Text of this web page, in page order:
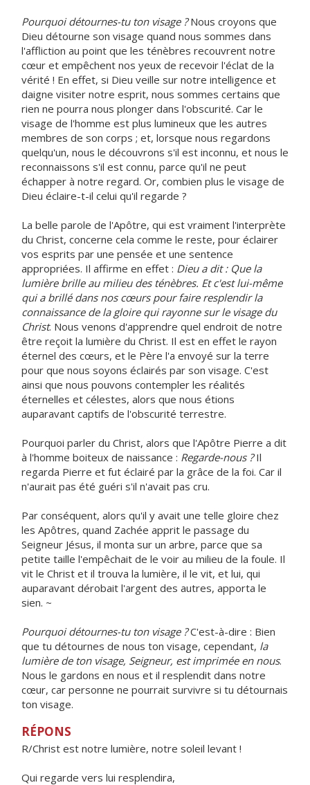
Pourquoi détournes-tu ton visage ?Nous croyons que
Dieu détourne son visage quand nous sommes dans
l'affliction au point que les ténèbres recouvrent notre
cœur et empêchent nos yeux de recevoir l'éclat de la
vérité ! En effet, si Dieu veille sur notre intelligence et
daigne visiter notre esprit, nous sommes certains que
rien ne pourra nous plonger dans l'obscurité. Car le
visage de l'homme est plus lumineux que les autres
membres de son corps ; et, lorsque nous regardons
quelqu'un, nous le découvrons s'il est inconnu, et nous le
reconnaissons s'il est connu, parce qu'il ne peut
échapper à notre regard. Or, combien plus le visage de
Dieu éclaire-t-il celui qu'il regarde ?
La belle parole de l'Apôtre, qui est vraiment l'interprète
du Christ, concerne cela comme le reste, pour éclairer
vos esprits par une pensée et une sentence
appropriées. Il affirme en effet : Dieu a dit : Que la
lumière brille au milieu des ténèbres. Et c'est lui-même
qui a brillé dans nos cœurs pour faire resplendir la
connaissance de la gloire qui rayonne sur le visage du
Christ. Nous venons d'apprendre quel endroit de notre
être reçoit la lumière du Christ. Il est en effet le rayon
éternel des cœurs, et le Père l'a envoyé sur la terre
pour que nous soyons éclairés par son visage. C'est
ainsi que nous pouvons contempler les réalités
éternelles et célestes, alors que nous étions
auparavant captifs de l'obscurité terrestre.
Pourquoi parler du Christ, alors que l'Apôtre Pierre a dit
à l'homme boiteux de naissance : Regarde-nous ?Il
regarda Pierre et fut éclairé par la grâce de la foi. Car il
n'aurait pas été guéri s'il n'avait pas cru.
Par conséquent, alors qu'il y avait une telle gloire chez
les Apôtres, quand Zachée apprit le passage du
Seigneur Jésus, il monta sur un arbre, parce que sa
petite taille l'empêchait de le voir au milieu de la foule. Il
vit le Christ et il trouva la lumière, il le vit, et lui, qui
auparavant dérobait l'argent des autres, apporta le
sien. ~
Pourquoi détournes-tu ton visage ?C'est-à-dire : Bien
que tu détournes de nous ton visage, cependant, la
lumière de ton visage, Seigneur, est imprimée en nous.
Nous le gardons en nous et il resplendit dans notre
cœur, car personne ne pourrait survivre si tu détournais
ton visage.
RÉPONS
R/Christ est notre lumière, notre soleil levant !
Qui regarde vers lui resplendira,